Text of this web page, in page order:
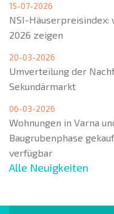
15-07-2026
NSI-Häuserpreisindex:
2026 zeigen
20-03-2026
Umverteilung der
Sekundärmarkt
06-03-2026
Wohnungen in Varna
Baugrubenphase
verfügbar
Alle Neuigkeiten